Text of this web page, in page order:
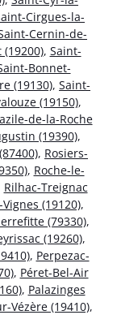
Cirgues-la-
Cernin-de-
, Saint-
Bonnet-
(19130), Saint-
(19150),
de-la-Roche
(19390),
, Rosiers-
, Roche-le-
Rilhac-Treignac
(19120),
(79330),
(19260),
, Perpezac-
, Péret-Bel-Air
, Palazinges
Vézère (19410),